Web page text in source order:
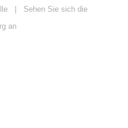
Sehen Sie sich die
an